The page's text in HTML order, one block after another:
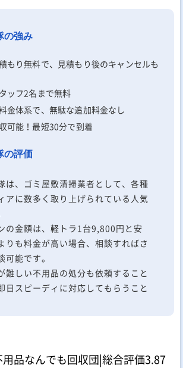
の強み
もり無料で、見積もり後のキャンセルも
ッフ2名まで無料
金体系で、無駄な追加料金なし
可能！最短30分で到着
の評価
は、ゴミ屋敷清掃業者として、各種
アに数多く取り上げられている人気
の金額は、軽トラ1台9,800円と安
りも料金が高い場合、相談すればさ
可能です。
難しい不用品の処分も依頼すること
日スピーディに対応してもらうこと
品なんでも回収団|総合評価3.87